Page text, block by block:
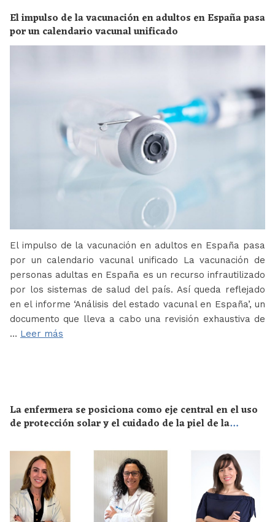
El impulso de la vacunación en adultos en España pasa
por un calendario vacunal unificado
El impulso de la vacunación en adultos en España pasa
por un calendario vacunal unificado La vacunación de
personas adultas en España es un recurso infrautilizado
por los sistemas de salud del país. Así queda reflejado
en el informe ‘Análisis del estado vacunal en España’, un
documento que lleva a cabo una revisión exhaustiva de
… Leer más
La enfermera se posiciona como eje central en el uso
de protección solar y el cuidado de la piel de la